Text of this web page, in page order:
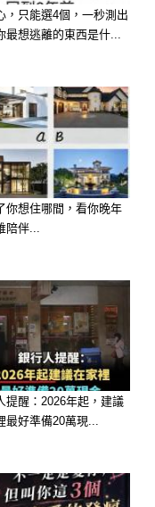
輩一同生
可能都是自
。那時，我
呢？
情況下，家
安享晚年，
，只能選4個，一秒測出
最想逃離的東西是什...
你想住哪間，看你晚年
陪伴...
提醒：2026年起，建議
最好準備20萬現...